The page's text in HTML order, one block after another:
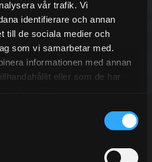
vår trafik. Vi
identifierare och annan
till de sociala medier och
som vi samarbetar med.
informationen med annan
eller som de har